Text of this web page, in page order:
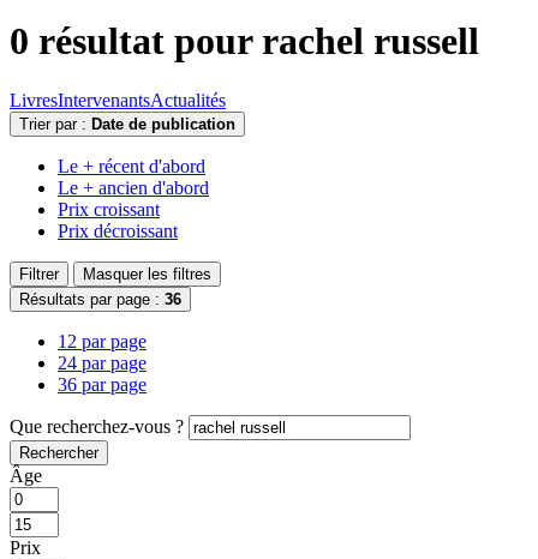
0 résultat pourrachel russell
LivresIntervenantsActualités
Trier par : Date de publication
Le + récent d'abord
Le + ancien d'abord
Prix croissant
Prix décroissant
Filtrer
Masquer les filtres
Résultats par page : 36
12 par page
24 par page
36 par page
Que recherchez-vous ?
Rechercher
Âge
Prix